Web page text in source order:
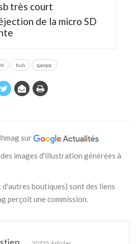
très court
de la micro SD
hub qacqoc
sur
images d'illustration générées à
d'autres boutiques) sont des liens
perçoit une commission.